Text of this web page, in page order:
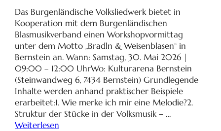
Das Burgenländische Volksliedwerk bietet in
Kooperation mit dem Burgenländischen
Blasmusikverband einen Workshopvormittag
unter dem Motto „Bradln & Weisenblasen“ in
Bernstein an. Wann: Samstag, 30. Mai 2026 |
09:00 – 12:00 UhrWo: Kulturarena Bernstein
(Steinwandweg 6, 7434 Bernstein) Grundlegende
Inhalte werden anhand praktischer Beispiele
erarbeitet:1. Wie merke ich mir eine Melodie?2.
Struktur der Stücke in der Volksmusik – …
Weiterlesen